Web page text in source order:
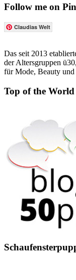
Follow me on
Claudias Welt
Das seit 2013
der Altersgruppen
für Mode, Beauty
Top of the World